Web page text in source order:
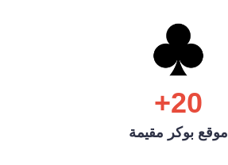
20+
موقع بوكر مقيمة